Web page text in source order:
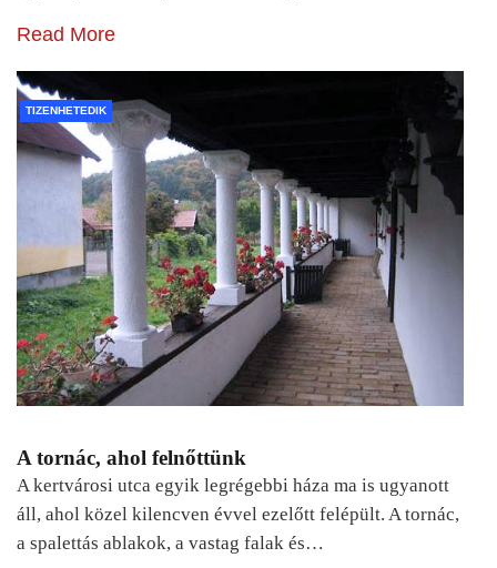
Read More
TIZENHETEDIK
A tornác, ahol felnőttünk
A kertvárosi utca egyik legrégebbi háza ma is ugyanott
áll, ahol közel kilencven évvel ezelőtt felépült. A tornác,
a spalettás ablakok, a vastag falak és…